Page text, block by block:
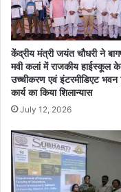
केंद्रीय मंत्री जयंत चौधरी ने
मवी कलां में राजकीय हाईस्कूल के
उच्चीकरण एवं इंटरमीडिएट भवन
कार्य का किया शिलान्यास
July 12, 2026